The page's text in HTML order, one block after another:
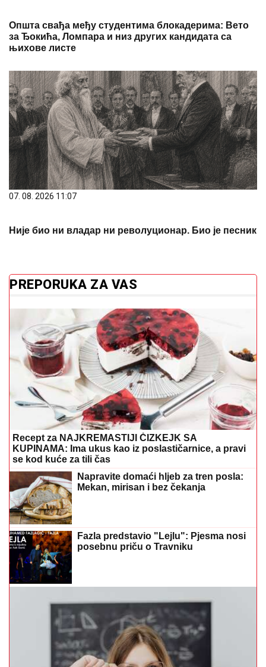
07. 08. 2026 11:07
Није био ни владар ни револуционар. Био је песник
Recept za NAJKREMASTIJI ČIZKEJK SA
KUPINAMA: Ima ukus kao iz poslastičarnice, a pravi
se kod kuće za tili čas
Napravite domaći hljeb za tren posla:
Mekan, mirisan i bez čekanja